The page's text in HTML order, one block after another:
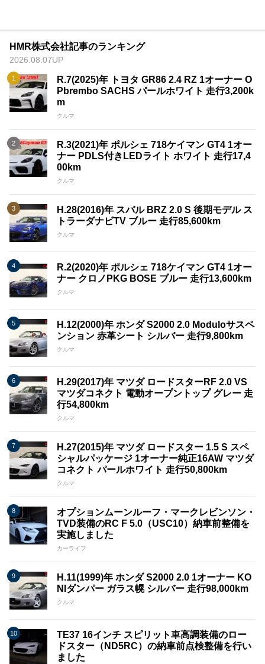
HMR株式会社記事のランキング
2026.08.07UP
R.7(2025)年 トヨタ GR86 2.4 RZ 1オーナー O
Pbrembo SACHS パールホワイト 走行3,200k
m
クルマ
R.3(2021)年 ポルシェ 718ケイマン GT4 1オー
ナー PDLS付きLEDライト ホワイト 走行17,4
00km
クルマ
H.28(2016)年 スバル BRZ 2.0 S 後期モデル ス
トラーダナビTV ブルー 走行85,600km
クルマ
R.2(2020)年 ポルシェ 718ケイマン GT4 1オー
ナー クロノPKG BOSE ブルー 走行13,600km
クルマ
H.12(2000)年 ホンダ S2000 2.0 Moduloサスペ
ンション 赤革シート シルバー 走行9,800km
クルマ
H.29(2017)年 マツダ ロードスターRF 2.0 VS
マツダコネクト 電動オープントップ グレー 走
行54,800km
クルマ
H.27(2015)年 マツダ ロードスター 1.5 S スペ
シャルパッケージ 1オーナー純正16AW マツダ
コネクト パールホワイト 走行50,800km
クルマ
オプションムーンルーフ・マークレビンソン・
TVD装備のRC F 5.0（USC10）納車前整備を
実施しました
カーライフ
H.11(1999)年 ホンダ S2000 2.0 1オーナー KO
NIダンパー ガラス幌 シルバー 走行98,000km
クルマ
TE37 16インチ スピリット車高調装備のロー
ドスター（ND5RC）の納車前点検整備を行い
ました